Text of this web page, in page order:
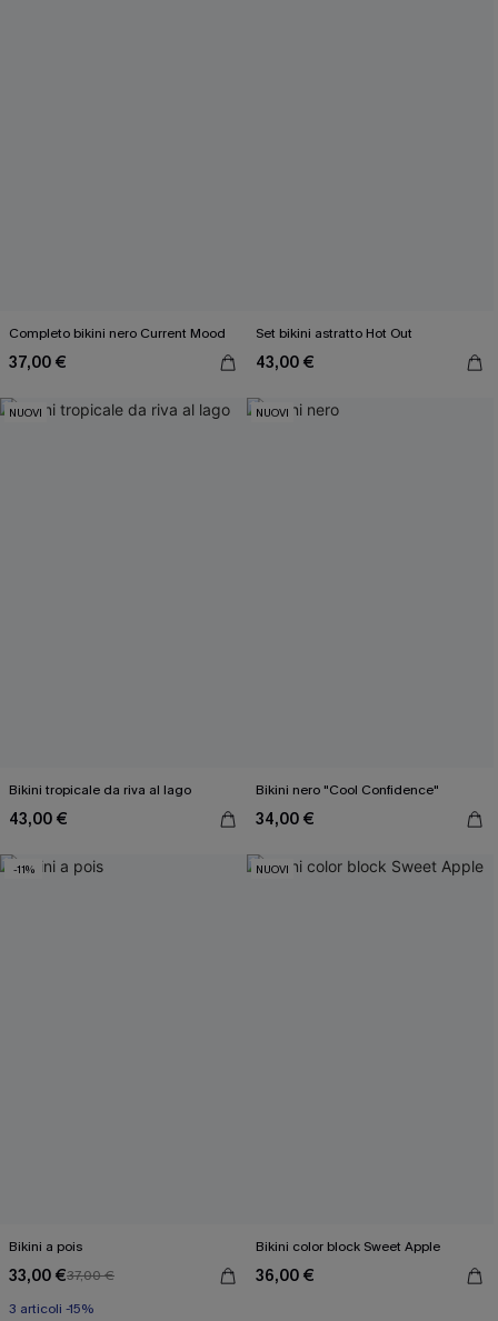
Completo bikini nero Current Mood
37,00 €
Set bikini astratto Hot Out
43,00 €
NUOVI
Bikini tropicale da riva al lago
43,00 €
NUOVI
Bikini nero "Cool Confidence"
34,00 €
-11%
Bikini a pois
33,00 €37,00 €
3 articoli -15%
NUOVI
Bikini color block Sweet Apple
36,00 €